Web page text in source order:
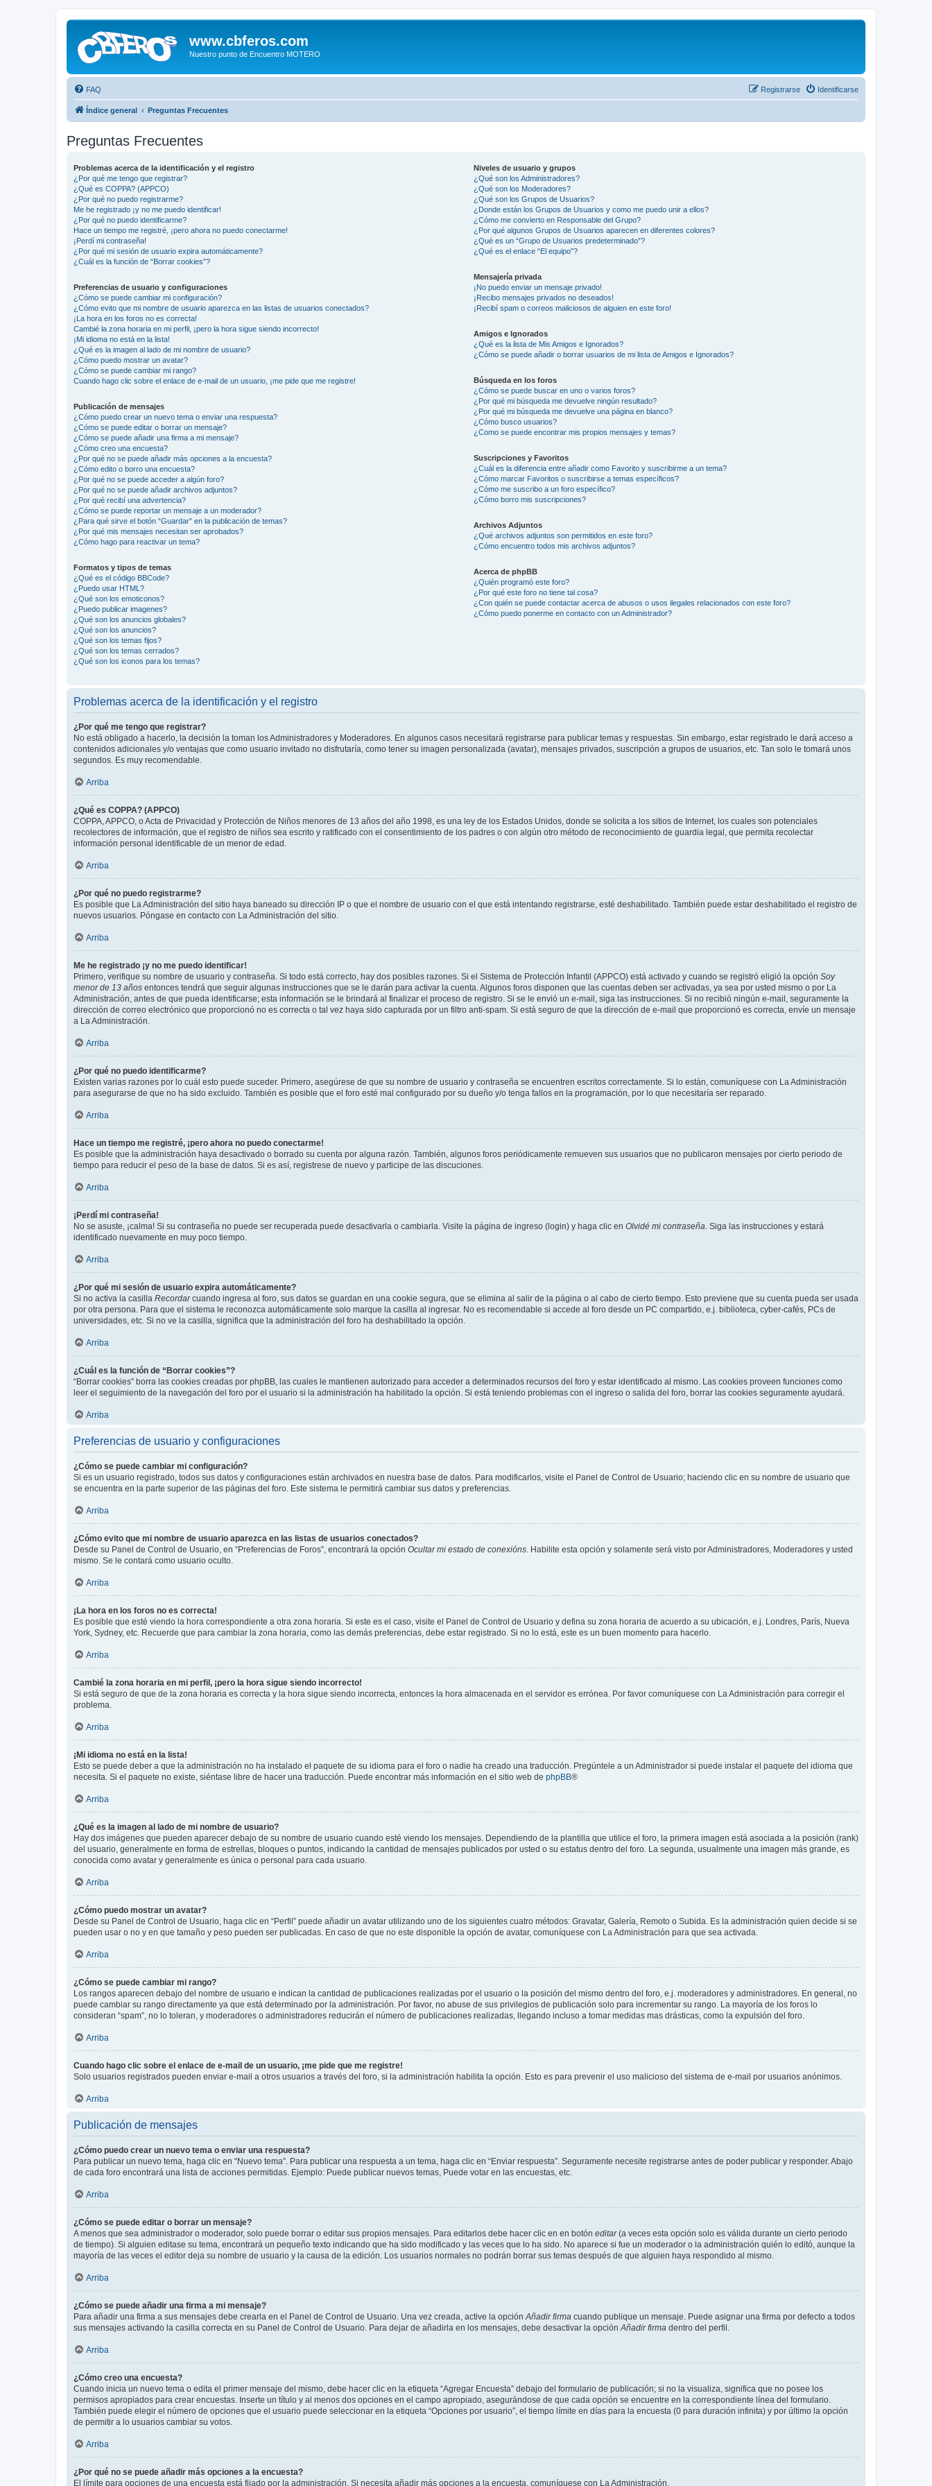
www.cbferos.com
Nuestro punto de Encuentro MOTERO
FAQ Identificarse
Registrarse
Índice general Preguntas Frecuentes
Preguntas Frecuentes
Problemas acerca de la identificación y el registro
¿Por qué me tengo que registrar?
¿Qué es COPPA? (APPCO)
¿Por qué no puedo registrarme?
Me he registrado ¡y no me puedo identificar!
¿Por qué no puedo identificarme?
Hace un tiempo me registré, ¡pero ahora no puedo conectarme!
¡Perdí mi contraseña!
¿Por qué mi sesión de usuario expira automáticamente?
¿Cuál es la función de “Borrar cookies”?
Preferencias de usuario y configuraciones
¿Cómo se puede cambiar mi configuración?
¿Cómo evito que mi nombre de usuario aparezca en las listas de usuarios conectados?
¡La hora en los foros no es correcta!
Cambié la zona horaria en mi perfil, ¡pero la hora sigue siendo incorrecto!
¡Mi idioma no está en la lista!
¿Qué es la imagen al lado de mi nombre de usuario?
¿Cómo puedo mostrar un avatar?
¿Cómo se puede cambiar mi rango?
Cuando hago clic sobre el enlace de e-mail de un usuario, ¡me pide que me registre!
Publicación de mensajes
¿Cómo puedo crear un nuevo tema o enviar una respuesta?
¿Cómo se puede editar o borrar un mensaje?
¿Cómo se puede añadir una firma a mi mensaje?
¿Cómo creo una encuesta?
¿Por qué no se puede añadir más opciones a la encuesta?
¿Cómo edito o borro una encuesta?
¿Por qué no se puede acceder a algún foro?
¿Por qué no se puede añadir archivos adjuntos?
¿Por qué recibí una advertencia?
¿Cómo se puede reportar un mensaje a un moderador?
¿Para qué sirve el botón “Guardar” en la publicación de temas?
¿Por qué mis mensajes necesitan ser aprobados?
¿Cómo hago para reactivar un tema?
Formatos y tipos de temas
¿Qué es el código BBCode?
¿Puedo usar HTML?
¿Qué son los emoticonos?
¿Puedo publicar imagenes?
¿Qué son los anuncios globales?
¿Qué son los anuncios?
¿Qué son los temas fijos?
¿Qué son los temas cerrados?
¿Qué son los iconos para los temas?
Niveles de usuario y grupos
¿Qué son los Administradores?
¿Qué son los Moderadores?
¿Qué son los Grupos de Usuarios?
¿Donde están los Grupos de Usuarios y como me puedo unir a ellos?
¿Cómo me convierto en Responsable del Grupo?
¿Por qué algunos Grupos de Usuarios aparecen en diferentes colores?
¿Qué es un “Grupo de Usuarios predeterminado”?
¿Qué es el enlace “El equipo”?
Mensajería privada
¡No puedo enviar un mensaje privado!
¡Recibo mensajes privados no deseados!
¡Recibí spam o correos maliciosos de alguien en este foro!
Amigos e Ignorados
¿Qué es la lista de Mis Amigos e Ignorados?
¿Cómo se puede añadir o borrar usuarios de mi lista de Amigos e Ignorados?
Búsqueda en los foros
¿Cómo se puede buscar en uno o varios foros?
¿Por qué mi búsqueda me devuelve ningún resultado?
¿Por qué mi búsqueda me devuelve una página en blanco?
¿Cómo busco usuarios?
¿Como se puede encontrar mis propios mensajes y temas?
Suscripciones y Favoritos
¿Cuál es la diferencia entre añadir como Favorito y suscribirme a un tema?
¿Cómo marcar Favoritos o suscribirse a temas específicos?
¿Cómo me suscribo a un foro específico?
¿Cómo borro mis suscripciones?
Archivos Adjuntos
¿Qué archivos adjuntos son permitidos en este foro?
¿Cómo encuentro todos mis archivos adjuntos?
Acerca de phpBB
¿Quién programó este foro?
¿Por qué este foro no tiene tal cosa?
¿Con quién se puede contactar acerca de abusos o usos ilegales relacionados con este foro?
¿Cómo puedo ponerme en contacto con un Administrador?
Problemas acerca de la identificación y el registro
¿Por qué me tengo que registrar?
No está obligado a hacerlo, la decisión la toman los Administradores y Moderadores. En algunos casos necesitará registrarse para publicar temas y respuestas. Sin embargo, estar registrado le dará acceso a
contenidos adicionales y/o ventajas que como usuario invitado no disfrutaría, como tener su imagen personalizada (avatar), mensajes privados, suscripción a grupos de usuarios, etc. Tan solo le tomará unos
segundos. Es muy recomendable.
Arriba
¿Qué es COPPA? (APPCO)
COPPA, APPCO, o Acta de Privacidad y Protección de Niños menores de 13 años del año 1998, es una ley de los Estados Unidos, donde se solicita a los sitios de Internet, los cuales son potenciales
recolectores de información, que el registro de niños sea escrito y ratificado con el consentimiento de los padres o con algún otro método de reconocimiento de guardia legal, que permita recolectar
información personal identificable de un menor de edad.
Arriba
¿Por qué no puedo registrarme?
Es posible que La Administración del sitio haya baneado su dirección IP o que el nombre de usuario con el que está intentando registrarse, esté deshabilitado. También puede estar deshabilitado el registro de
nuevos usuarios. Póngase en contacto con La Administración del sitio.
Arriba
Me he registrado ¡y no me puedo identificar!
Primero, verifique su nombre de usuario y contraseña. Si todo está correcto, hay dos posibles razones. Si el Sistema de Protección Infantil (APPCO) está activado y cuando se registró eligió la opción Soy
menor de 13 años entonces tendrá que seguir algunas instrucciones que se le darán para activar la cuenta. Algunos foros disponen que las cuentas deben ser activadas, ya sea por usted mismo o por La
Administración, antes de que pueda identificarse; esta información se le brindará al finalizar el proceso de registro. Si se le envió un e-mail, siga las instrucciones. Si no recibió ningún e-mail, seguramente la
dirección de correo electrónico que proporcionó no es correcta o tal vez haya sido capturada por un filtro anti-spam. Si está seguro de que la dirección de e-mail que proporcionó es correcta, envíe un mensaje
a La Administración.
Arriba
¿Por qué no puedo identificarme?
Existen varias razones por lo cuál esto puede suceder. Primero, asegúrese de que su nombre de usuario y contraseña se encuentren escritos correctamente. Si lo están, comuníquese con La Administración
para asegurarse de que no ha sido excluido. También es posible que el foro esté mal configurado por su dueño y/o tenga fallos en la programación, por lo que necesitaría ser reparado.
Arriba
Hace un tiempo me registré, ¡pero ahora no puedo conectarme!
Es posible que la administración haya desactivado o borrado su cuenta por alguna razón. También, algunos foros periódicamente remueven sus usuarios que no publicaron mensajes por cierto periodo de
tiempo para reducir el peso de la base de datos. Si es así, registrese de nuevo y participe de las discuciones.
Arriba
¡Perdí mi contraseña!
No se asuste, ¡calma! Si su contraseña no puede ser recuperada puede desactivarla o cambiarla. Visite la página de ingreso (login) y haga clic en Olvidé mi contraseña . Siga las instrucciones y estará
identificado nuevamente en muy poco tiempo.
Arriba
¿Por qué mi sesión de usuario expira automáticamente?
Si no activa la casilla Recordarcuando ingresa al foro, sus datos se guardan en una cookie segura, que se elimina al salir de la página o al cabo de cierto tiempo. Esto previene que su cuenta pueda ser usada
por otra persona. Para que el sistema le reconozca automáticamente solo marque la casilla al ingresar. No es recomendable si accede al foro desde un PC compartido, e.j. biblioteca, cyber-cafés, PCs de
universidades, etc. Si no ve la casilla, significa que la administración del foro ha deshabilitado la opción.
Arriba
¿Cuál es la función de “Borrar cookies”?
“Borrar cookies” borra las cookies creadas por phpBB, las cuales le mantienen autorizado para acceder a determinados recursos del foro y estar identificado al mismo. Las cookies proveen funciones como
leer el seguimiento de la navegación del foro por el usuario si la administración ha habilitado la opción. Si está teniendo problemas con el ingreso o salida del foro, borrar las cookies seguramente ayudará.
Arriba
Preferencias de usuario y configuraciones
¿Cómo se puede cambiar mi configuración?
Si es un usuario registrado, todos sus datos y configuraciones están archivados en nuestra base de datos. Para modificarlos, visite el Panel de Control de Usuario; haciendo clic en su nombre de usuario que
se encuentra en la parte superior de las páginas del foro. Este sistema le permitirá cambiar sus datos y preferencias.
Arriba
¿Cómo evito que mi nombre de usuario aparezca en las listas de usuarios conectados?
Desde su Panel de Control de Usuario, en “Preferencias de Foros”, encontrará la opción Ocultar mi estado de conexións . Habilite esta opción y solamente será visto por Administradores, Moderadores y usted
mismo. Se le contará como usuario oculto.
Arriba
¡La hora en los foros no es correcta!
Es posible que esté viendo la hora correspondiente a otra zona horaria. Si este es el caso, visite el Panel de Control de Usuario y defina su zona horaria de acuerdo a su ubicación, e.j. Londres, París, Nueva
York, Sydney, etc. Recuerde que para cambiar la zona horaria, como las demás preferencias, debe estar registrado. Si no lo está, este es un buen momento para hacerlo.
Arriba
Cambié la zona horaria en mi perfil, ¡pero la hora sigue siendo incorrecto!
Si está seguro de que de la zona horaria es correcta y la hora sigue siendo incorrecta, entonces la hora almacenada en el servidor es errónea. Por favor comuníquese con La Administración para corregir el
problema.
Arriba
¡Mi idioma no está en la lista!
Esto se puede deber a que la administración no ha instalado el paquete de su idioma para el foro o nadie ha creado una traducción. Pregúntele a un Administrador si puede instalar el paquete del idioma que
necesita. Si el paquete no existe, siéntase libre de hacer una traducción. Puede encontrar más información en el sitio web de phpBB®
Arriba
¿Qué es la imagen al lado de mi nombre de usuario?
Hay dos imágenes que pueden aparecer debajo de su nombre de usuario cuando esté viendo los mensajes. Dependiendo de la plantilla que utilice el foro, la primera imagen está asociada a la posición (rank)
del usuario, generalmente en forma de estrellas, bloques o puntos, indicando la cantidad de mensajes publicados por usted o su estatus dentro del foro. La segunda, usualmente una imagen más grande, es
conocida como avatar y generalmente es única o personal para cada usuario.
Arriba
¿Cómo puedo mostrar un avatar?
Desde su Panel de Control de Usuario, haga clic en “Perfil” puede añadir un avatar utilizando uno de los siguientes cuatro métodos: Gravatar, Galería, Remoto o Subida. Es la administración quien decide si se
pueden usar o no y en que tamaño y peso pueden ser publicadas. En caso de que no este disponible la opción de avatar, comuníquese con La Administración para que sea activada.
Arriba
¿Cómo se puede cambiar mi rango?
Los rangos aparecen debajo del nombre de usuario e indican la cantidad de publicaciones realizadas por el usuario o la posición del mismo dentro del foro, e.j. moderadores y administradores. En general, no
puede cambiar su rango directamente ya que está determinado por la administración. Por favor, no abuse de sus privilegios de publicación solo para incrementar su rango. La mayoría de los foros lo
consideran “spam”, no lo toleran, y moderadores o administradores reducirán el número de publicaciones realizadas, llegando incluso a tomar medidas mas drásticas, como la expulsión del foro.
Arriba
Cuando hago clic sobre el enlace de e-mail de un usuario, ¡me pide que me registre!
Solo usuarios registrados pueden enviar e-mail a otros usuarios a través del foro, si la administración habilita la opción. Esto es para prevenir el uso malicioso del sistema de e-mail por usuarios anónimos.
Arriba
Publicación de mensajes
¿Cómo puedo crear un nuevo tema o enviar una respuesta?
Para publicar un nuevo tema, haga clic en “Nuevo tema”. Para publicar una respuesta a un tema, haga clic en “Enviar respuesta”. Seguramente necesite registrarse antes de poder publicar y responder. Abajo
de cada foro encontrará una lista de acciones permitidas. Ejemplo: Puede publicar nuevos temas, Puede votar en las encuestas, etc.
Arriba
¿Cómo se puede editar o borrar un mensaje?
A menos que sea administrador o moderador, solo puede borrar o editar sus propios mensajes. Para editarlos debe hacer clic en en botón editar(a veces esta opción solo es válida durante un cierto periodo
de tiempo). Si alguien editase su tema, encontrará un pequeño texto indicando que ha sido modificado y las veces que lo ha sido. No aparece si fue un moderador o la administración quién lo editó, aunque la
mayoría de las veces el editor deja su nombre de usuario y la causa de la edición. Los usuarios normales no podrán borrar sus temas después de que alguien haya respondido al mismo.
Arriba
¿Cómo se puede añadir una firma a mi mensaje?
Para añadir una firma a sus mensajes debe crearla en el Panel de Control de Usuario. Una vez creada, active la opción Añadir firma cuando publique un mensaje. Puede asignar una firma por defecto a todos
sus mensajes activando la casilla correcta en su Panel de Control de Usuario. Para dejar de añadirla en los mensajes, debe desactivar la opción Añadir firma dentro del perfil.
Arriba
¿Cómo creo una encuesta?
Cuando inicia un nuevo tema o edita el primer mensaje del mismo, debe hacer clic en la etiqueta “Agregar Encuesta” debajo del formulario de publicación; si no la visualiza, significa que no posee los
permisos apropiados para crear encuestas. Inserte un título y al menos dos opciones en el campo apropiado, asegurándose de que cada opción se encuentre en la correspondiente línea del formulario.
También puede elegir el número de opciones que el usuario puede seleccionar en la etiqueta “Opciones por usuario”, el tiempo límite en días para la encuesta (0 para duración infinita) y por último la opción
de permitir a lo usuarios cambiar su votos.
Arriba
¿Por qué no se puede añadir más opciones a la encuesta?
El límite para opciones de una encuesta está fijado por la administración. Si necesita añadir más opciones a la encuesta, comuníquese con La Administración.